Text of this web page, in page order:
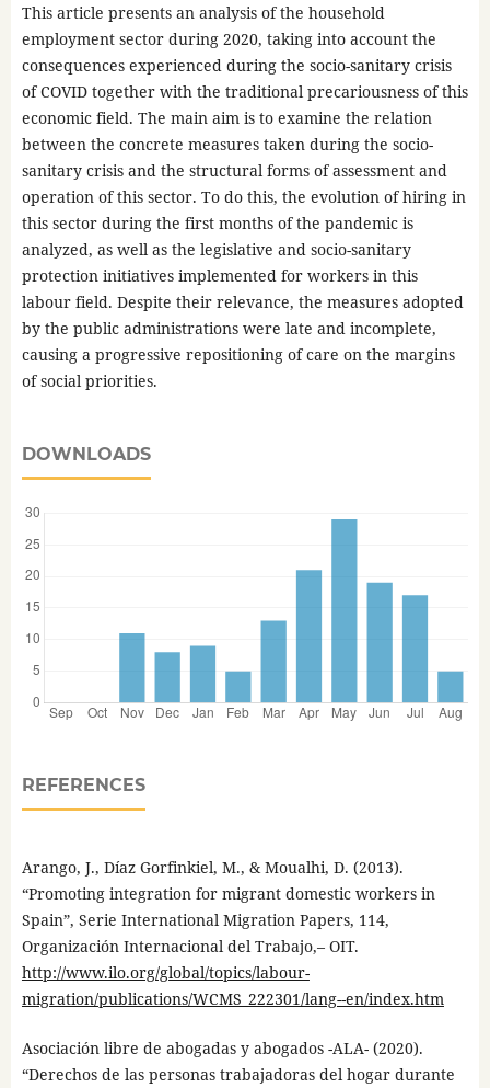
This article presents an analysis of the household
employment sector during 2020, taking into account the
consequences experienced during the socio-sanitary crisis
of COVID together with the traditional precariousness of this
economic field. The main aim is to examine the relation
between the concrete measures taken during the socio-
sanitary crisis and the structural forms of assessment and
operation of this sector. To do this, the evolution of hiring in
this sector during the first months of the pandemic is
analyzed, as well as the legislative and socio-sanitary
protection initiatives implemented for workers in this
labour field. Despite their relevance, the measures adopted
by the public administrations were late and incomplete,
causing a progressive repositioning of care on the margins
of social priorities.
DOWNLOADS
REFERENCES
Arango, J., Díaz Gorfinkiel, M., & Moualhi, D. (2013).
“Promoting integration for migrant domestic workers in
Spain”, Serie International Migration Papers, 114,
Organización Internacional del Trabajo,– OIT.
http://www.ilo.org/global/topics/labour-
migration/publications/WCMS_222301/lang--en/index.htm
Asociación libre de abogadas y abogados -ALA- (2020).
“Derechos de las personas trabajadoras del hogar durante